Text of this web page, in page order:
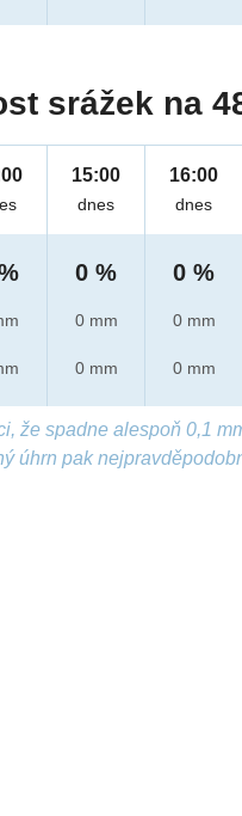
srážek na
15:00
dnes
0 %
0 mm
0 mm
16:00
dnes
0 %
0 mm
0 mm
že spadne alespoň 0,1
úhrn pak